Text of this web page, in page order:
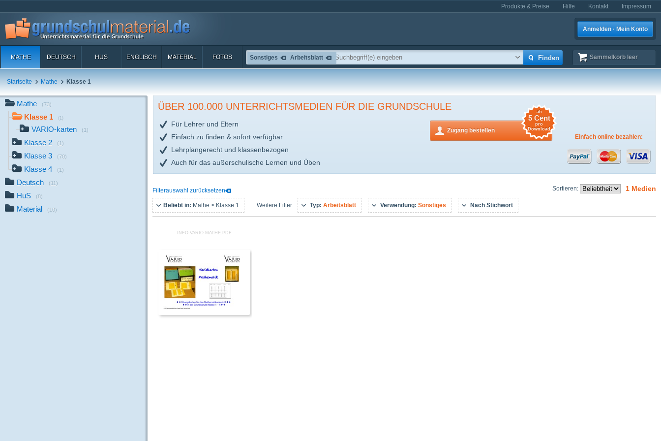
Produkte & Preise Hilfe Kontakt Impressum
Anmelden · Mein Konto
MATHE DEUTSCH HUS ENGLISCH MATERIAL FOTOS Sammelkorb leer
Sonstiges Arbeitsblatt
Startseite Mathe Klasse 1
Mathe (73)
Klasse 1 (1)
VARIO-karten (1)
Klasse 2 (1)
Klasse 3 (70)
Klasse 4 (1)
Deutsch (11)
HuS (8)
Material (10)
ÜBER 100.000 UNTERRICHTSMEDIEN FÜR DIE GRUNDSCHULE
Für Lehrer und Eltern
Einfach zu finden & sofort verfügbar
Lehrplangerecht und klassenbezogen
Auch für das außerschulische Lernen und Üben
Zugang bestellen
ab
5 Cent
pro
Download
Einfach online bezahlen:
Sortieren: 1 Medien
Filterauswahl zurücksetzen
Beliebt in: Mathe > Klasse 1 Weitere Filter: Typ: Arbeitsblatt Verwendung: Sonstiges Nach Stichwort
INFO-VARIO-MATHE.PDF